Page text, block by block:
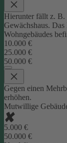
Hierunter fällt z. B.
Gewächshaus.
Wohngebäudes
10.000 €
25.000 €
50.000 €
Gegen einen
erhöhen.
Mutwillige
5.000 €
50.000 €